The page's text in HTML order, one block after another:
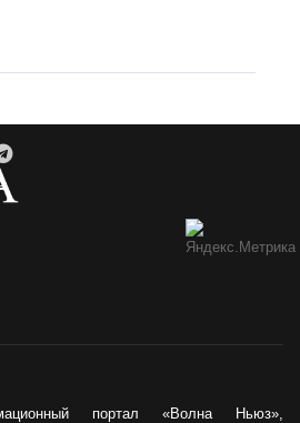
портал «Волна Ньюз»,